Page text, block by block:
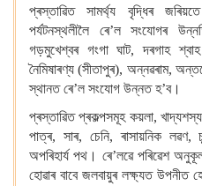
প্ৰস্তাৱিত সামৰ্থ্য বৃদ্ধিৰ
পৰ্যটনস্থলীলৈ ৰে’ল সংযোগৰ
গড়মুখেশ্বৰ গংগা ঘাট, দৰগাহ
নৈমিষাৰণ্য (সীতাপুৰ), অন্নৱৰাম,
স্থানত ৰে’ল সংযোগ উন্নত হ’ব।
প্ৰস্তাৱিত প্ৰকল্পসমূহ কয়লা,
পাত্ৰ, সাৰ, চেনি, ৰাসায়নিক লৱণ,
অপৰিহাৰ্য পথ। ৰে’লৱে পৰিৱেশ
হোৱাৰ বাবে জলবায়ুৰ লক্ষ্যত উপনীত